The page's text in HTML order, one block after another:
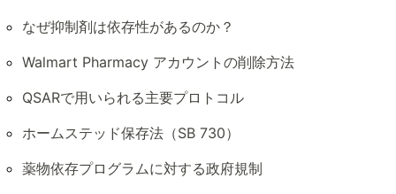
なぜ抑制剤は依存性があるのか？
Walmart Pharmacy アカウントの削除方法
QSARで用いられる主要プロトコル
ホームステッド保存法（SB 730）
薬物依存プログラムに対する政府規制